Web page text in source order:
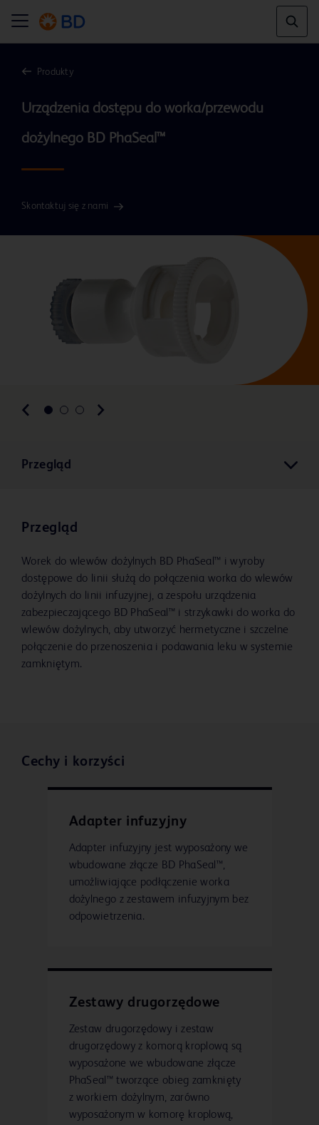
Produkty
Urządzenia dostępu do worka/przewodu
dożylnego BD PhaSeal™
Skontaktuj się z nami
Przegląd
Przegląd
Worek do wlewów dożylnych BD PhaSeal™ i wyroby
dostępowe do linii służą do połączenia worka do wlewów
dożylnych do linii infuzyjnej, a zespołu urządzenia
zabezpieczającego BD PhaSeal™ i strzykawki do worka do
wlewów dożylnych, aby utworzyć hermetyczne i szczelne
połączenie do przenoszenia i podawania leku w systemie
zamkniętym.
Cechy i korzyści
Adapter infuzyjny
Adapter infuzyjny jest wyposażony we
wbudowane złącze BD PhaSeal™,
umożliwiające podłączenie worka
dożylnego z zestawem infuzyjnym bez
odpowietrzenia.
Zestawy drugorzędowe
Zestaw drugorzędowy i zestaw
drugorzędowy z komorą kroplową są
wyposażone we wbudowane złącze
PhaSeal™ tworzące obieg zamknięty
z workiem dożylnym, zarówno
wyposażonym w komorę kroplową,